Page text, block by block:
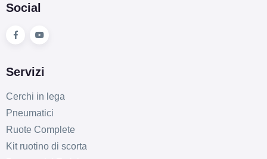
Social
Servizi
Cerchi in lega
Pneumatici
Ruote Complete
Kit ruotino di scorta